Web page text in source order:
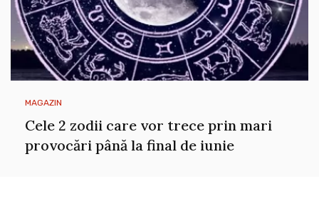
MAGAZIN
Cele 2 zodii care vor trece prin mari
provocări până la final de iunie